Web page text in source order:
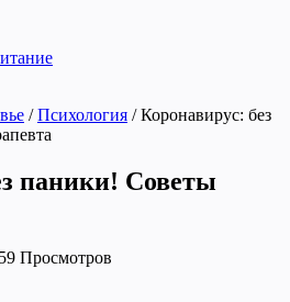
/ Психология / Коронавирус: без
паники! Советы
59 Просмотров